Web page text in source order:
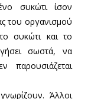
συκώτι ίσον
του οργανισμού
συκώτι και το
σωστά, να
παρουσιάζεται
Άλλοι